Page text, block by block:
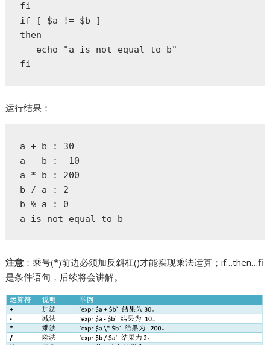
fi
if [ $a != $b ]
then
   echo "a is not equal to b"
fi
运行结果：
a + b : 30
a - b : -10
a * b : 200
b / a : 2
b % a : 0
a is not equal to b
注意 ：乘号(*)前边必须加反斜杠()才能实现乘法运算；if…then…fi
是条件语句，后续将会讲解。